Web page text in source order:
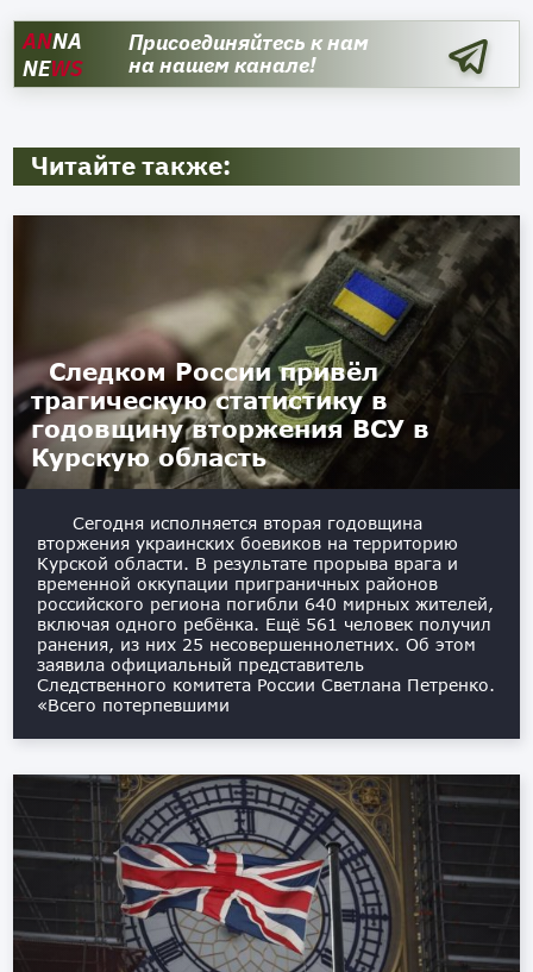
ANNA
NEWS
Присоединяйтесь к нам
на нашем канале!
Читайте также:
Следком России привёл
трагическую статистику в
годовщину вторжения ВСУ в
Курскую область
Сегодня исполняется вторая годовщина
вторжения украинских боевиков на территорию
Курской области. В результате прорыва врага и
временной оккупации приграничных районов
российского региона погибли 640 мирных жителей,
включая одного ребёнка. Ещё 561 человек получил
ранения, из них 25 несовершеннолетних. Об этом
заявила официальный представитель
Следственного комитета России Светлана Петренко.
«Всего потерпевшими